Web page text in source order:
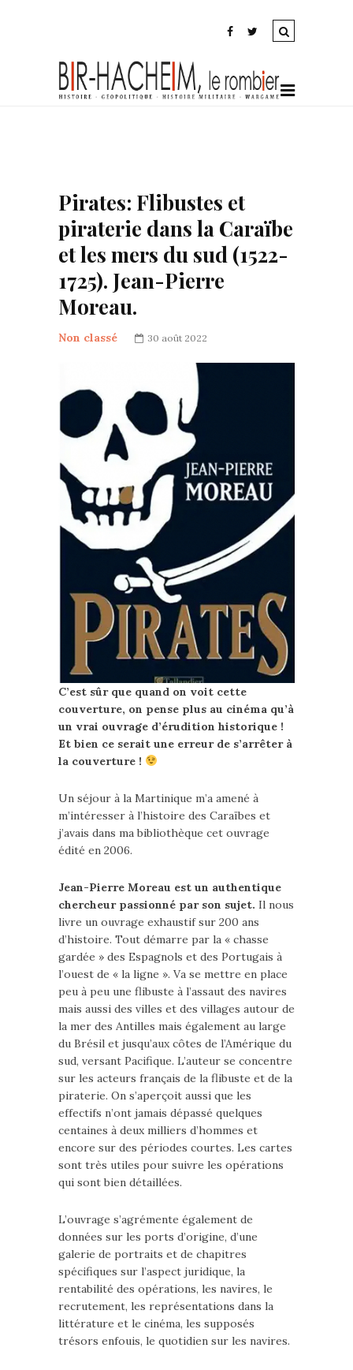
Pirates: Flibustes et
piraterie dans la Caraïbe
et les mers du sud (1522-
1725). Jean-Pierre
Moreau.
Non classé 30 août 2022
C’est sûr que quand on voit cette
couverture, on pense plus au cinéma qu’à
un vrai ouvrage d’érudition historique !
Et bien ce serait une erreur de s’arrêter à
la couverture !
Un séjour à la Martinique m’a amené à
m’intéresser à l’histoire des Caraïbes et
j’avais dans ma bibliothèque cet ouvrage
édité en 2006.
Jean-Pierre Moreau est un authentique
chercheur passionné par son sujet. Il nous
livre un ouvrage exhaustif sur 200 ans
d’histoire. Tout démarre par la « chasse
gardée » des Espagnols et des Portugais à
l’ouest de « la ligne ». Va se mettre en place
peu à peu une flibuste à l’assaut des navires
mais aussi des villes et des villages autour de
la mer des Antilles mais également au large
du Brésil et jusqu’aux côtes de l’Amérique du
sud, versant Pacifique. L’auteur se concentre
sur les acteurs français de la flibuste et de la
piraterie. On s’aperçoit aussi que les
effectifs n’ont jamais dépassé quelques
centaines à deux milliers d’hommes et
encore sur des périodes courtes. Les cartes
sont très utiles pour suivre les opérations
qui sont bien détaillées.
L’ouvrage s’agrémente également de
données sur les ports d’origine, d’une
galerie de portraits et de chapitres
spécifiques sur l’aspect juridique, la
rentabilité des opérations, les navires, le
recrutement, les représentations dans la
littérature et le cinéma, les supposés
trésors enfouis, le quotidien sur les navires.